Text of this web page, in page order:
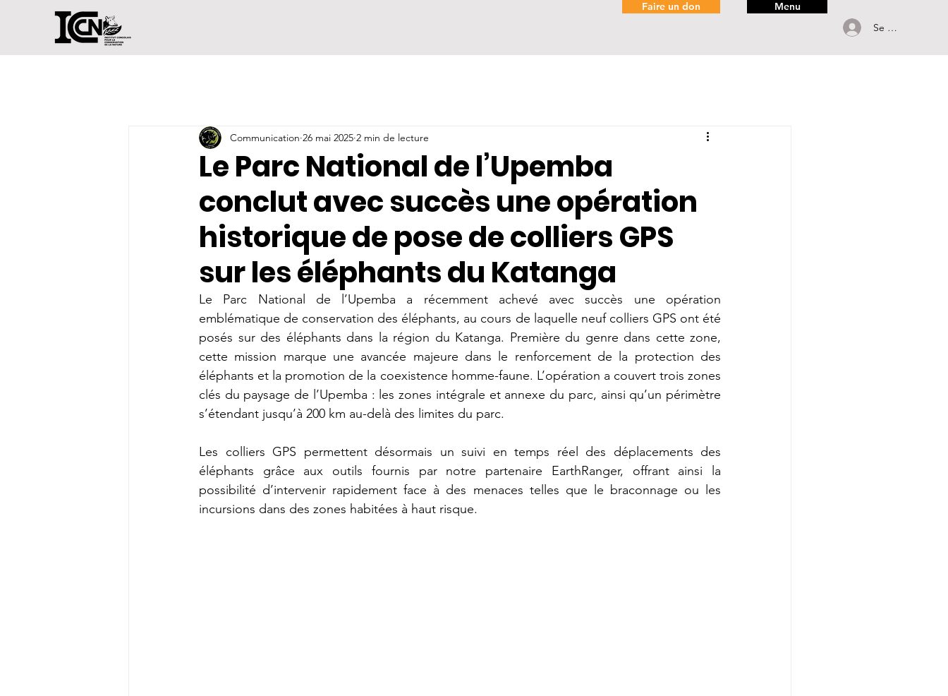
Faire un don
Menu
Se connecter
Le Parc National de l’Upemba
conclut avec succès une opération
historique de pose de colliers GPS
sur les éléphants du Katanga
Communication 26 mai 2025 2 min de lecture
Le Parc National de l’Upemba a récemment achevé avec succès une opération
emblématique de conservation des éléphants, au cours de laquelle neuf colliers GPS ont été
posés sur des éléphants dans la région du Katanga. Première du genre dans cette zone,
cette mission marque une avancée majeure dans le renforcement de la protection des
éléphants et la promotion de la coexistence homme-faune. L’opération a couvert trois zones
clés du paysage de l’Upemba : les zones intégrale et annexe du parc, ainsi qu’un périmètre
s’étendant jusqu’à 200 km au-delà des limites du parc.
Les colliers GPS permettent désormais un suivi en temps réel des déplacements des
éléphants grâce aux outils fournis par notre partenaire EarthRanger, offrant ainsi la
possibilité d’intervenir rapidement face à des menaces telles que le braconnage ou les
incursions dans des zones habitées à haut risque.